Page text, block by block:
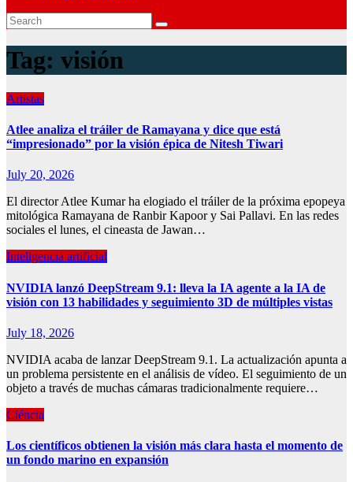
Tag: visión
Artistas
Atlee analiza el tráiler de Ramayana y dice que está
“impresionado” por la visión épica de Nitesh Tiwari
July 20, 2026
El director Atlee Kumar ha elogiado el tráiler de la próxima epopeya
mitológica Ramayana de Ranbir Kapoor y Sai Pallavi. En las redes
sociales el lunes, el cineasta de Jawan…
Inteligencia artificial
NVIDIA lanzó DeepStream 9.1: lleva la IA agente a la IA de
visión con 13 habilidades y seguimiento 3D de múltiples vistas
July 18, 2026
NVIDIA acaba de lanzar DeepStream 9.1. La actualización apunta a
un problema persistente en el análisis de vídeo. El seguimiento de un
objeto a través de muchas cámaras tradicionalmente requiere…
Ciéncia
Los científicos obtienen la visión más clara hasta el momento de
un fondo marino en expansión